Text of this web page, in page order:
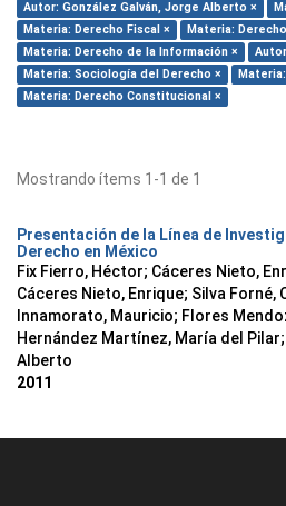
Autor: González Galván, Jorge Alberto ×
Materia: Derecho Fiscal ×
Materia:
Materia: Derecho de la Información ×
Materia: Sociología del Derecho ×
Materia: Derecho Constitucional ×
Mostrando ítems 1-1 de 1
Presentación de la Línea de
Derecho en México
Fix Fierro, Héctor; Cáceres Nieto,
Cáceres Nieto, Enrique; Silva Forné,
Innamorato, Mauricio; Flores
Hernández Martínez, María del Pilar;
Alberto
2011